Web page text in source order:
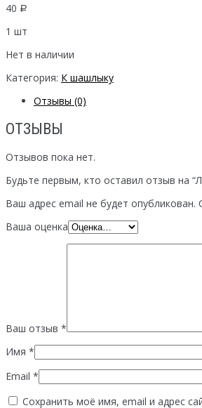
40 Р
1 шт
Нет в наличии
Категория: К шашлыку
Отзывы (0)
ОТЗЫВЫ
Отзывов пока нет.
Будьте первым, кто оставил отзыв на
Ваш адрес email не будет опубликован.
Ваша оценка
Ваш отзыв *
Имя *
Email *
Сохранить моё имя, email и адрес